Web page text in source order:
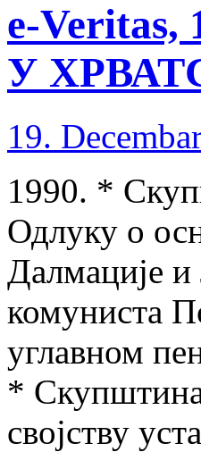
е-
У
19.
1990. *
Одлуку о
Далмације
комуниста
углавном
*
својству